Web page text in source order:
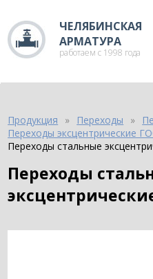
ЧЕЛЯБИНСКАЯ
АРМАТУРА
работаем с 1998 года
Продукция Переходы
Переходы эксцентрические
Переходы стальные
Переходы стальные